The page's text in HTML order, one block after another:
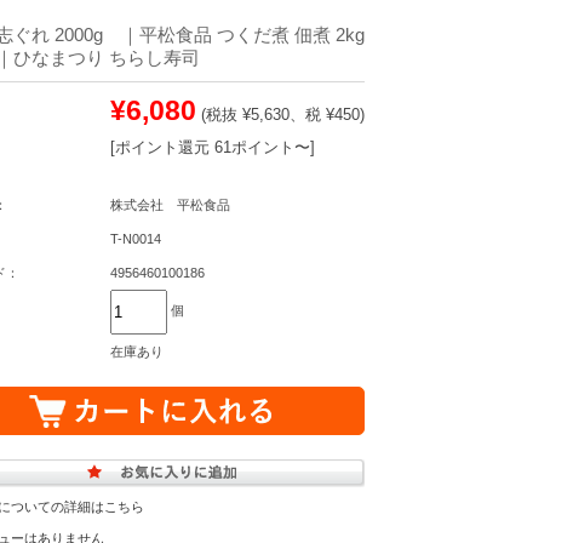
ぐれ 2000g ｜平松食品 つくだ煮 佃煮 2kg
ひなまつり ちらし寿司
¥6,080 (税抜 ¥5,630、税 ¥450)
[ポイント還元 61ポイント〜]
株式会社 平松食品
T-N0014
4956460100186
個
在庫あり
ついての詳細はこちら
ーはありません